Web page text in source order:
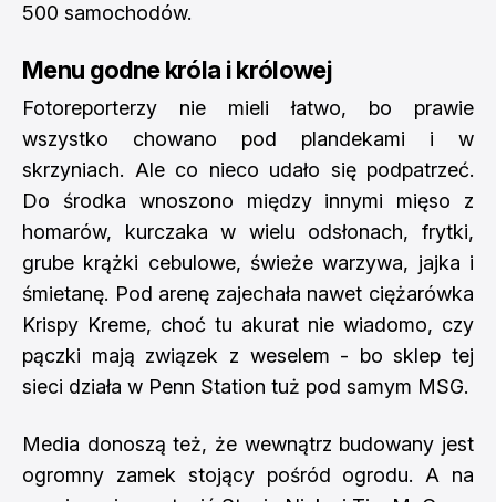
500 samochodów.
Menu godne króla i królowej
Fotoreporterzy nie mieli łatwo, bo prawie
wszystko chowano pod plandekami i w
skrzyniach. Ale co nieco udało się podpatrzeć.
Do środka wnoszono między innymi mięso z
homarów, kurczaka w wielu odsłonach, frytki,
grube krążki cebulowe, świeże warzywa, jajka i
śmietanę. Pod arenę zajechała nawet ciężarówka
Krispy Kreme, choć tu akurat nie wiadomo, czy
pączki mają związek z weselem - bo sklep tej
sieci działa w Penn Station tuż pod samym MSG.
Media donoszą też, że wewnątrz budowany jest
ogromny zamek stojący pośród ogrodu. A na